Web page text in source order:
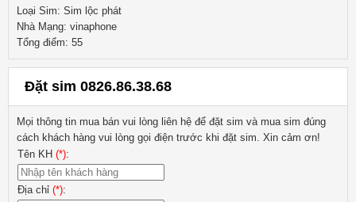
Loại Sim: Sim lộc phát
Nhà Mạng: vinaphone
Tổng điểm: 55
Đặt sim 0826.86.38.68
Mọi thông tin mua bán vui lòng liên hệ để đặt sim và mua sim đúng
cách khách hàng vui lòng gọi điện trước khi đặt sim. Xin cảm ơn!
Tên KH (*):
Địa chỉ (*):